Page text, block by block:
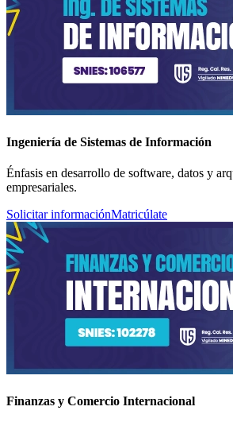
Ingeniería de Sistemas de Información
Énfasis en desarrollo de software, datos y
empresariales.
Solicitar informaciónMatricúlate
Finanzas y Comercio Internacional